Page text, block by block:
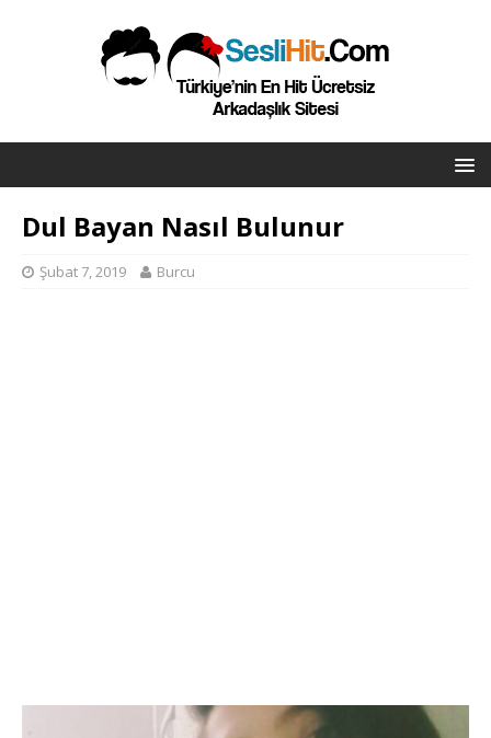
Dul Bayan Nasıl Bulunur
Şubat 7, 2019 Burcu